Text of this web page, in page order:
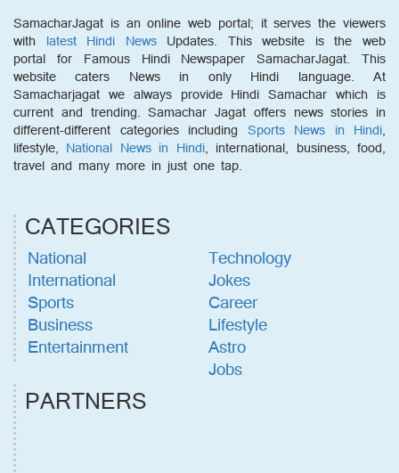
SamacharJagat is an online web portal; it serves the viewers
with latest Hindi NewsUpdates. This website is the web
portal for Famous Hindi Newspaper SamacharJagat. This
website caters News in only Hindi language. At
Samacharjagat we always provide Hindi Samachar which is
current and trending. Samachar Jagat offers news stories in
different-different categories including Sports News in Hindi,
lifestyle, National News in Hindi, international, business, food,
travel and many more in just one tap.
CATEGORIES
National
International
Sports
Business
Entertainment
Technology
Jokes
Career
Lifestyle
Astro
Jobs
PARTNERS